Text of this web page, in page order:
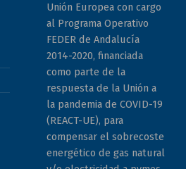
Unión Europea con cargo
al Programa Operativo
FEDER de Andalucía
2014-2020, financiada
como parte de la
respuesta de la Unión a
la pandemia de COVID-19
(REACT-UE), para
compensar el sobrecoste
energético de gas natural